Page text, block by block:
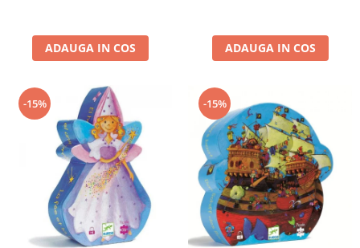
ADAUGA IN COS ADAUGA IN COS
-15% -15%